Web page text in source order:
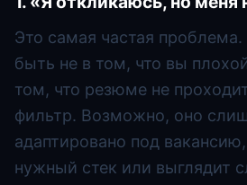
Это самая частая
быть не в том, что вы
том, что резюме не
фильтр. Возможно, оно
адаптировано под
нужный стек или выглядит